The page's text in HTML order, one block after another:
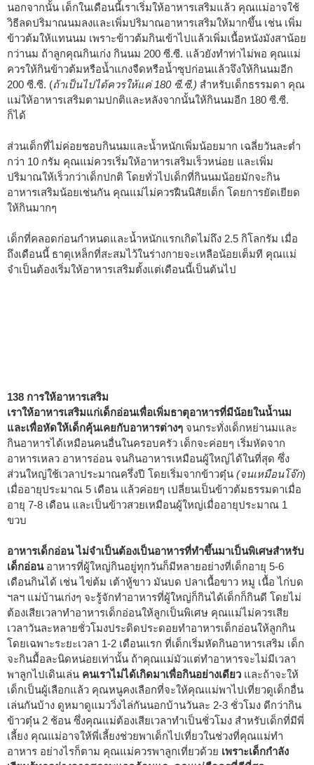
นอกจากนั้น เด็กในเดือนนี้เราเริ่มให้อาหารเสริมแล้ว คุณแม่อาจใช้
วิธีลดปริมาณนมลงและเพิ่มปริมาณอาหารเสริมให้มากขึ้น เช่น เพิ่ม
ข้าวต้มให้แทนนม เพราะข้าวต้มกินเข้าไปแล้วเพิ่มเนื้อหนังมังสาน้อย
กว่านม ถ้าลูกคุณกินเก่ง กินนม 200 ซี.ซี. แล้วยังทำท่าไม่พอ คุณแม่
ควรให้กินข้าวต้มหรือน้ำแกงจืดหรือน้ำซุปก่อนแล้วจึงให้กินนมอีก
200 ซี.ซี. (ถ้าเป็นไปได้ควรให้แค่ 180 ซี.ซี.) สำหรับเด็กธรรมดา คุณ
แม่ให้อาหารเสริมตามปกติและหลังจากนั้นให้กินนมอีก 180 ซี.ซี.
ก็ได้
ส่วนเด็กที่ไม่ค่อยชอบกินนมและน้ำหนักเพิ่มน้อยมาก เฉลี่ยวันละต่ำ
กว่า 10 กรัม คุณแม่ควรเริ่มให้อาหารเสริมเร็วหน่อย และเพิ่ม
ปริมาณให้เร็วกว่าเด็กปกติ โดยทั่วไปเด็กที่กินนมน้อยมักจะกิน
อาหารเสริมน้อยเช่นกัน คุณแม่ไม่ควรฝืนนิสัยเด็ก โดยการยัดเยียด
ให้กินมากๆ
เด็กที่คลอดก่อนกำหนดและน้ำหนักแรกเกิดไม่ถึง 2.5 กิโลกรัม เมื่อ
ถึงเดือนนี้ ธาตุเหล็กที่สะสมไว้ในร่างกายจะเหลือน้อยเต็มที คุณแม่
จำเป็นต้องเริ่มให้อาหารเสริมตั้งแต่เดือนนี้เป็นต้นไป
138 การให้อาหารเสริม
เราให้อาหารเสริมแก่เด็กอ่อนเพื่อเพิ่มธาตุอาหารที่มีน้อยในน้ำนม
และเพื่อหัดให้เด็กคุ้นเคยกับอาหารต่างๆ จนกระทั่งเด็กหย่านมและ
กินอาหารได้เหมือนคนอื่นในครอบครัว เด็กจะค่อยๆ เริ่มหัดจาก
อาหารเหลว อาหารอ่อน จนกินอาหารเหมือนผู้ใหญ่ได้ในที่สุด ซึ่ง
ส่วนใหญ่ใช้เวลาประมาณครึ่งปี โดยเริ่มจากข้าวตุ๋น (จนเหมือนโจ๊ก)
เมื่ออายุประมาณ 5 เดือน แล้วค่อยๆ เปลี่ยนเป็นข้าวต้มธรรมดาเมื่อ
อายุ 7-8 เดือน และเป็นข้าวสวยเหมือนผู้ใหญ่เมื่ออายุประมาณ 1
ขวบ
อาหารเด็กอ่อน ไม่จำเป็นต้องเป็นอาหารที่ทำขึ้นมาเป็นพิเศษสำหรับ
เด็กอ่อน อาหารที่ผู้ใหญ่กินอยู่ทุกวันก็มีหลายอย่างที่เด็กอายุ 5-6
เดือนกินได้ เช่น ไข่ต้ม เต้าหู้ขาว มันบด ปลาเนื้อขาว หมู เนื้อ ไก่บด
ฯลฯ แม่บ้านเก่งๆ จะรู้จักทำอาหารที่ผู้ใหญ่ก็กินได้เด็กก็กินดี โดยไม่
ต้องเสียเวลาทำอาหารเด็กอ่อนให้ลูกเป็นพิเศษ คุณแม่ไม่ควรเสีย
เวลาวันละหลายชั่วโมงประดิดประดอยทำอาหารเด็กอ่อนให้ลูกกิน
โดยเฉพาะระยะเวลา 1-2 เดือนแรก ที่เด็กเริ่มหัดกินอาหารเสริม เด็ก
จะกินมื้อละนิดหน่อยเท่านั้น ถ้าคุณแม่มัวแต่ทำอาหารจะไม่มีเวลา
พาลูกไปเดินเล่น คนเราไม่ได้เกิดมาเพื่อกินอย่างเดียว และถ้าจะให้
เด็กเป็นผู้เลือกแล้ว คุณหนูคงเลือกที่จะให้คุณแม่พาไปเที่ยวดูเด็กอื่น
เล่นกันบ้าง ดูหมาดูแมววิ่งไล่กันนอกบ้านวันละ 2-3 ชั่วโมง ดีกว่ากิน
ข้าวตุ๋น 2 ช้อน ซึ่งคุณแม่ต้องเสียเวลาทำเป็นชั่วโมง สำหรับเด็กที่มีพี่
เลี้ยง คุณแม่อาจให้พี่เลี้ยงช่วยพาเด็กไปเที่ยวในช่วงที่คุณแม่ทำ
อาหาร อย่างไรก็ตาม คุณแม่ควรพาลูกเที่ยวด้วย เพราะเด็กกำลัง